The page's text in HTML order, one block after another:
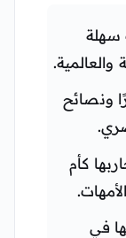
سهلة
ونصائح
كأم
في